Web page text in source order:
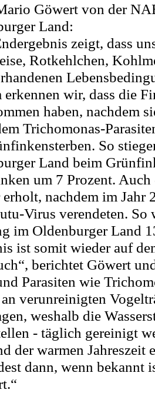
Göwert von der
Land:
zeigt, dass
Rotkehlchen,
erkennen wir, dass die
haben, nachdem
Trichomonas-
So
Land beim
um 7 Prozent. Auch
nachdem im Jahr
Virus verendeten.
im Oldenburger Land
ist somit wieder auf
berichtet Göwert
Parasiten wie
verunreinigten
weshalb die
- täglich gereinigt
der warmen Jahreszeit
dann, wenn bekannt